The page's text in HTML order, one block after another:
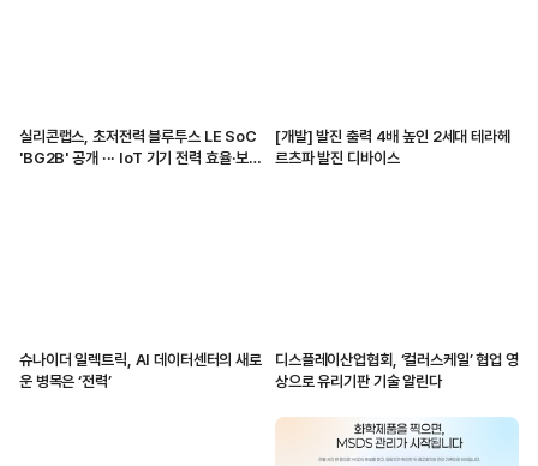
실리콘랩스, 초저전력 블루투스 LE SoC
'BG2B' 공개 ··· IoT 기기 전력 효율·보안
[개발] 발진 출력 4배 높인 2세대 테라헤
르츠파 발진 디바이스
슈나이더 일렉트릭, AI 데이터센터의 새로
운 병목은 ‘전력’
디스플레이산업협회, ‘컬러스케일’ 협업 영
상으로 유리기판 기술 알린다